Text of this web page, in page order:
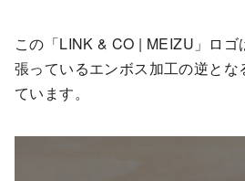
この「LINK & CO | MEIZU」ロゴ
張っているエンボス加工の逆と
ています。